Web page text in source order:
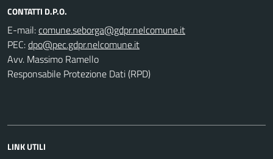
CONTATTI D.P.O.
E-mail:
PEC:
Avv. Massimo Ramello
Responsabile Protezione Dati (RPD)
LINK UTILI